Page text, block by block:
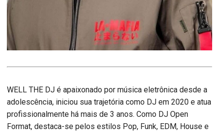
WELL THE DJ é apaixonado por música eletrônica desde a
adolescência, iniciou sua trajetória como DJ em 2020 e atua
profissionalmente há mais de 3 anos. Como DJ Open
Format, destaca-se pelos estilos Pop, Funk, EDM, House e